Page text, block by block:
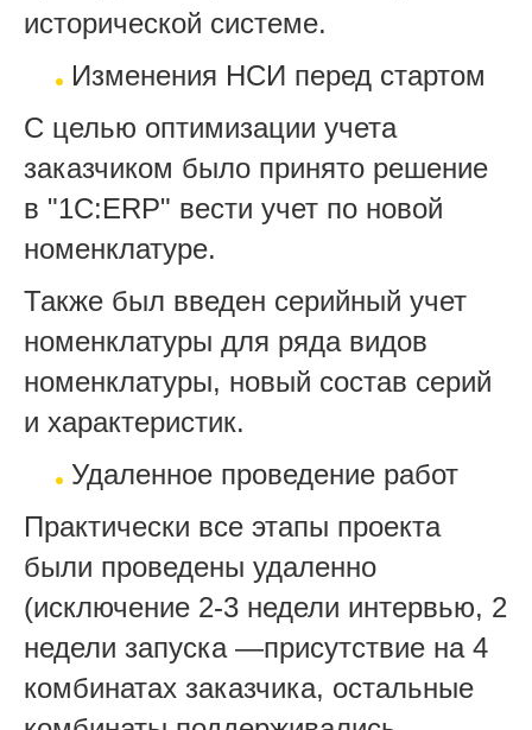
исторической системе.
Изменения НСИ перед стартом
С целью оптимизации учета
заказчиком было принято решение
в "1С:ERP" вести учет по новой
номенклатуре.
Также был введен серийный учет
номенклатуры для ряда видов
номенклатуры, новый состав серий
и характеристик.
Удаленное проведение работ
Практически все этапы проекта
были проведены удаленно
(исключение 2-3 недели интервью, 2
недели запуска —присутствие на 4
комбинатах заказчика, остальные